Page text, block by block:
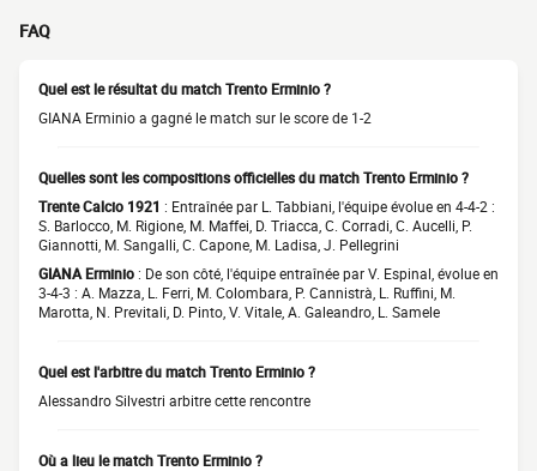
FAQ
Quel est le résultat du match Trento Erminio ?
GIANA Erminio a gagné le match sur le score de 1-2
Quelles sont les compositions officielles du match Trento Erminio ?
Trente Calcio 1921 : Entraînée par L. Tabbiani, l'équipe évolue en 4-4-2 :
S. Barlocco, M. Rigione, M. Maffei, D. Triacca, C. Corradi, C. Aucelli, P.
Giannotti, M. Sangalli, C. Capone, M. Ladisa, J. Pellegrini
GIANA Erminio : De son côté, l'équipe entraînée par V. Espinal, évolue en
3-4-3 : A. Mazza, L. Ferri, M. Colombara, P. Cannistrà, L. Ruffini, M.
Marotta, N. Previtali, D. Pinto, V. Vitale, A. Galeandro, L. Samele
Quel est l'arbitre du match Trento Erminio ?
Alessandro Silvestri arbitre cette rencontre
Où a lieu le match Trento Erminio ?